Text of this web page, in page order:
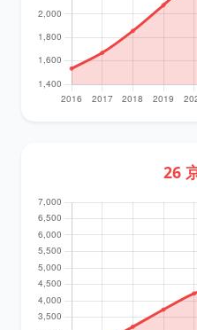
26